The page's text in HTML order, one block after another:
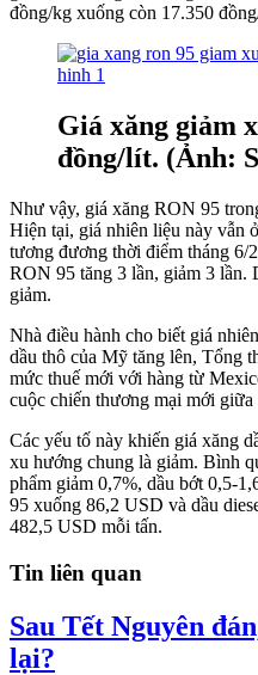
đồng/kg xuống còn 17.350
Giá xăng giảm
đồng/lít. (Ảnh:
Như vậy, giá xăng RON 95
Hiện tại, giá nhiên liệu này vẫn
tương đương thời điểm tháng 6/
RON 95 tăng 3 lần, giảm 3 lần.
giảm.
Nhà điều hành cho biết giá
dầu thô của Mỹ tăng lên, Tổng
mức thuế mới với hàng từ
cuộc chiến thương mại mới
Các yếu tố này khiến giá xăng
xu hướng chung là giảm. Bình
phẩm giảm 0,7%, dầu bớt 0,5-
95 xuống 86,2 USD và dầu
482,5 USD mỗi tấn.
Tin liên quan
Sau Tết Nguyên
lại?